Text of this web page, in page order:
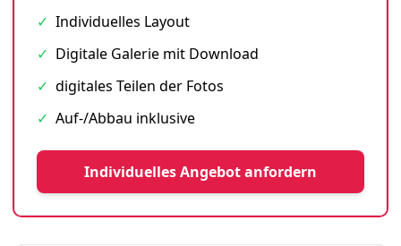
✓ Individuelles Layout
✓ Digitale Galerie mit Download
✓ digitales Teilen der Fotos
✓ Auf-/Abbau inklusive
Individuelles Angebot anfordern